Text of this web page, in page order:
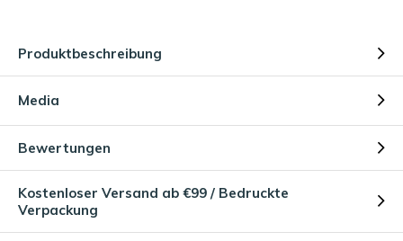
Produktbeschreibung
Media
Bewertungen
Kostenloser Versand ab €99 / Bedruckte
Verpackung